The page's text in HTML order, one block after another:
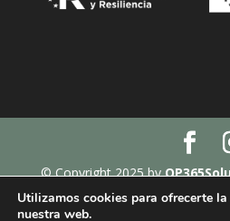
© Copyright 2025 by
los
Utilizamos cookies para ofrecerte
nuestra web.